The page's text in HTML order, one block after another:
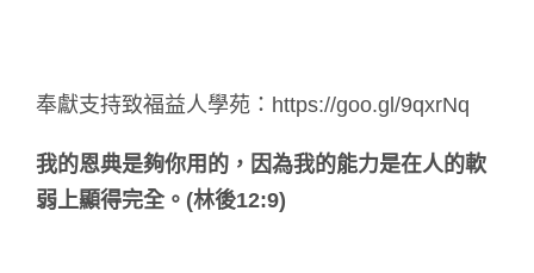
奉獻支持致福益人學苑：https://goo.gl/9qxrNq
我的恩典是夠你用的，因為我的能力是在人的軟
弱上顯得完全。(林後12:9)